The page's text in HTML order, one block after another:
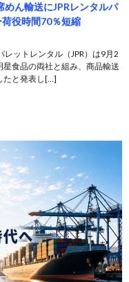
めん輸送にJPRレンタルパ
役時間70％短縮
レットレンタル（JPR）は9月2
食品の両社と組み、商品輸送
たと発表し[…]